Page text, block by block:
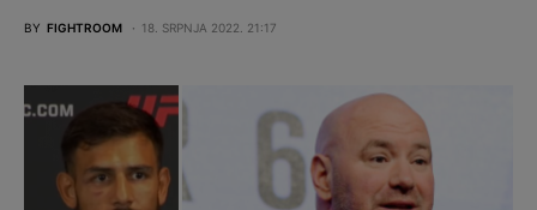
BY FIGHTROOM 18. SRPNJA 2022. 21:17